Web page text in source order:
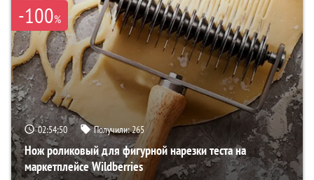
-100%
02:54:49 Получили:265
Нож роликовый для фигурной нарезки теста на
маркетплейсе Wildberries